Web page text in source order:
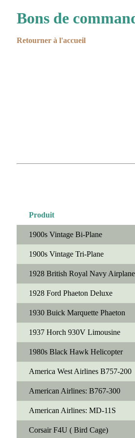
Bons de
Retourner à l'accueil
Produit
1900s Vintage Bi-Plane
1900s Vintage Tri-Plane
1928 British Royal Navy Airplane
1928 Ford Phaeton Deluxe
1930 Buick Marquette Phaeton
1937 Horch 930V Limousine
1980s Black Hawk Helicopter
America West Airlines B757-200
American Airlines: B767-300
American Airlines: MD-11S
Corsair F4U ( Bird Cage)